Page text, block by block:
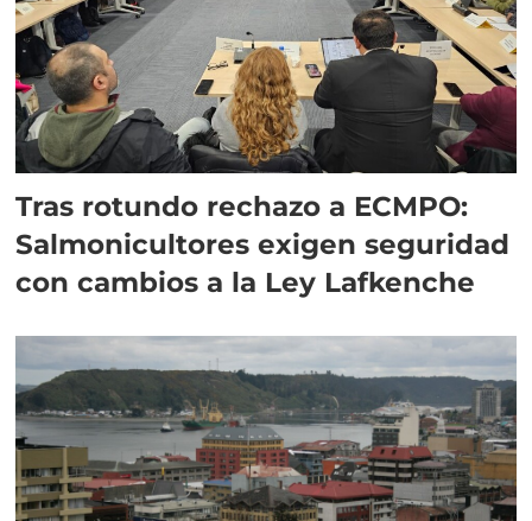
Tras rotundo rechazo a ECMPO:
Salmonicultores exigen seguridad
con cambios a la Ley Lafkenche